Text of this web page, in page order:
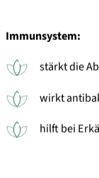
Immunsystem:
stärkt die
wirkt
hilft bei